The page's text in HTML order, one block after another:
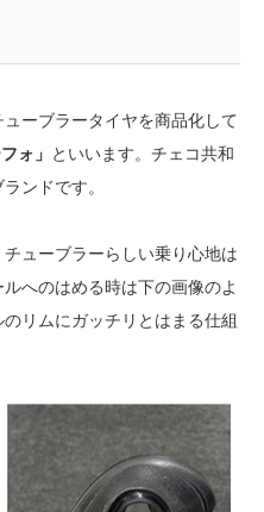
ーブラータイヤを商品化して
ォ」 といいます。チェコ共和
ンドです。
ューブラーらしい乗り心地は
へのはめる時は下の画像のよ
リムにガッチリとはまる仕組